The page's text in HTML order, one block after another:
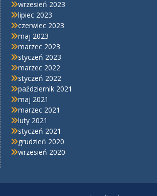
wrzesień 2023
lipiec 2023
czerwiec 2023
maj 2023
marzec 2023
styczeń 2023
marzec 2022
styczeń 2022
październik 2021
maj 2021
marzec 2021
luty 2021
styczeń 2021
grudzień 2020
wrzesień 2020